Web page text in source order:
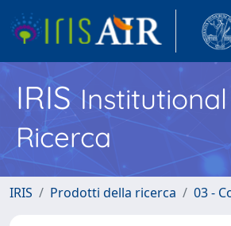
IRIS
Ricerca
IRIS Prodotti della ricerca 03 -